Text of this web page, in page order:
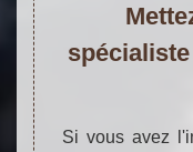
Si vous avez